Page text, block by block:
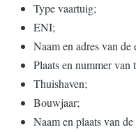
Type vaartuig;
ENI;
Naam en adres van de
Plaats en nummer van
Thuishaven;
Bouwjaar;
Naam en plaats van